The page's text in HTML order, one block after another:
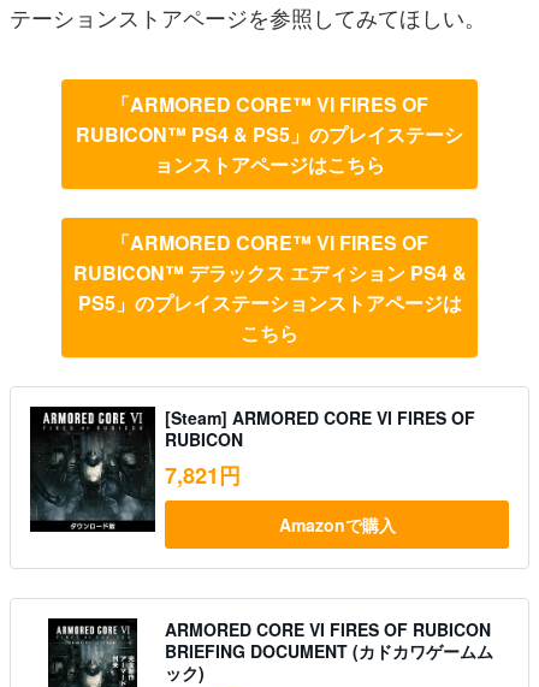
テーションストアページを参照してみてほしい。
「ARMORED CORE™ VI FIRES OF
RUBICON™ PS4 & PS5」のプレイステーシ
ョンストアページはこちら
「ARMORED CORE™ VI FIRES OF
RUBICON™ デラックス エディション PS4 &
PS5」のプレイステーションストアページは
こちら
[Steam] ARMORED CORE VI FIRES OF
RUBICON
7,821円
Amazonで購入
ARMORED CORE VI FIRES OF RUBICON
BRIEFING DOCUMENT (カドカワゲームム
ック)